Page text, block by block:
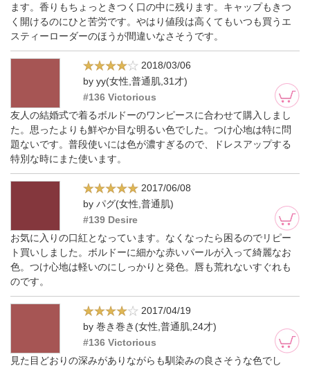
ます。香りもちょっときつく口の中に残ります。キャップもきつ
く開けるのにひと苦労です。やはり値段は高くてもいつも買うエ
スティーローダーのほうが間違いなさそうです。
2018/03/06
by yy(女性,普通肌,31才)
#136 Victorious
友人の結婚式で着るボルドーのワンピースに合わせて購入しまし
た。思ったよりも鮮やか目な明るい色でした。つけ心地は特に問
題ないです。普段使いには色が濃すぎるので、ドレスアップする
特別な時にまた使います。
2017/06/08
by パグ(女性,普通肌)
#139 Desire
お気に入りの口紅となっています。なくなったら困るのでリピー
ト買いしました。ボルドーに細かな赤いパールが入って綺麗なお
色。つけ心地は軽いのにしっかりと発色。唇も荒れないすぐれも
のです。
2017/04/19
by 巻き巻き(女性,普通肌,24才)
#136 Victorious
見た目どおりの深みがありながらも馴染みの良さそうな色でし